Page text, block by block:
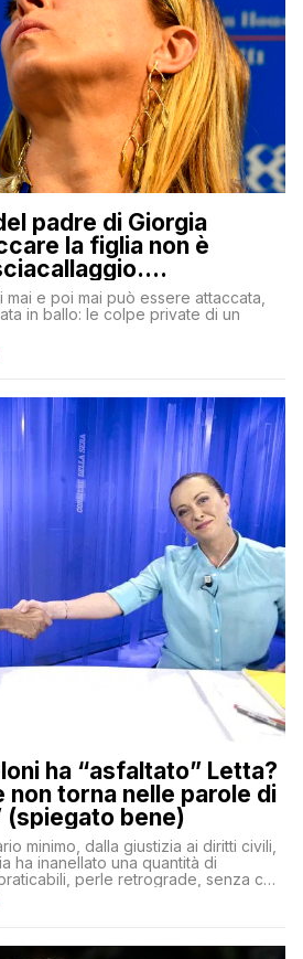
padre di Giorgia
la figlia non è
diversi
mai e poi mai può essere attaccata,
in ballo: le colpe private di un
ha “asfaltato” Letta?
non torna nelle parole di
(spiegato bene)
minimo, dalla giustizia ai diritti civili,
ha inanellato una quantità di
perle retrograde, senza che
a sinistra – glielo abbia fatto notare